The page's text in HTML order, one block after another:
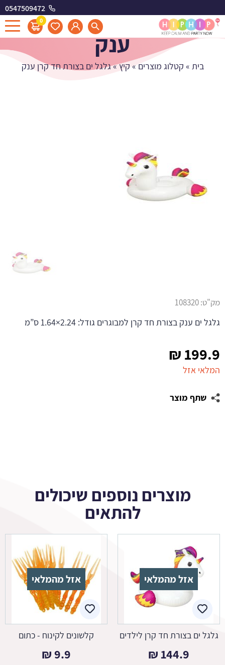
0547509472
0
גלגל ים בצורת חד קרן
ענק
בית » קטלוג מוצרים » קיץ»גלגל ים בצורת חד קרן ענק
199.9
₪
המלאי אזל
שתף מוצר
מק"ט:108320
גלגל ים ענק בצורת חד קרן למבוגרים גודל: 2.24×1.64 ס”מ
מוצרים נוספים שיכולים
להתאים
אזל מהמלאי
גלגל ים בצורת חד קרן לילדים
144.9
₪
אזל מהמלאי
קלשונים לקינוח - כתום
9.9
₪